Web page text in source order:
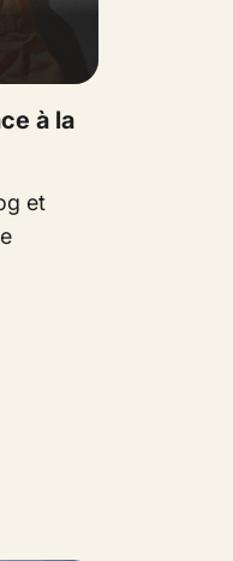
à la
et